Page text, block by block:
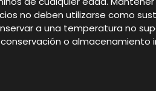
no deben utilizarse como
a una temperatura no
o almacenamiento